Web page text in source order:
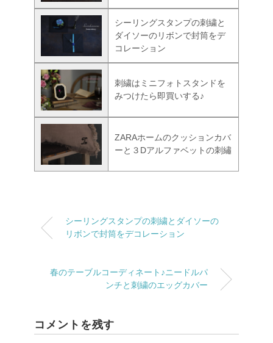
シーリングスタンプの刺繍と
ダイソーのリボンで封筒をデ
コレーション
刺繍はミニフォトスタンドを
みつけたら即買いする♪
ZARAホームのクッションカバ
ーと３Dアルファベットの刺繡
シーリングスタンプの刺繍とダイソーの
リボンで封筒をデコレーション
春のテーブルコーディネート♪ニードルパ
ンチと刺繍のエッグカバー
コメントを残す